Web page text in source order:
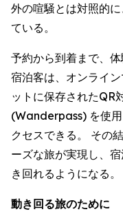
外の喧騒とは対照的
ている。
予約から到着まで、体
宿泊客は、オンライ
ットに保存されたQR
(Wanderpass) を使
クセスできる。 その
ーズな旅が実現し、
き回れるようになる。
動き回る旅のために